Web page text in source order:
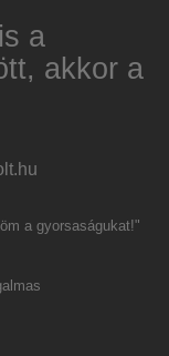
a
akkor a
a gyorsaságukat!"